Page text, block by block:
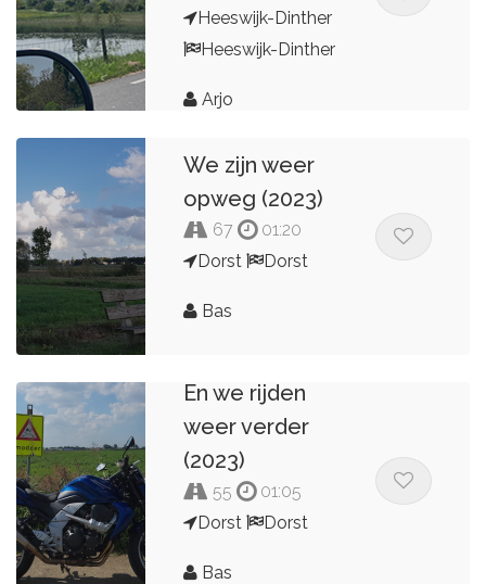
Heeswijk-Dinther
Heeswijk-Dinther
Arjo
We zijn weer
opweg (2023)
67
01:20
Dorst
Dorst
Bas
En we rijden
weer verder
(2023)
55
01:05
Dorst
Dorst
Bas